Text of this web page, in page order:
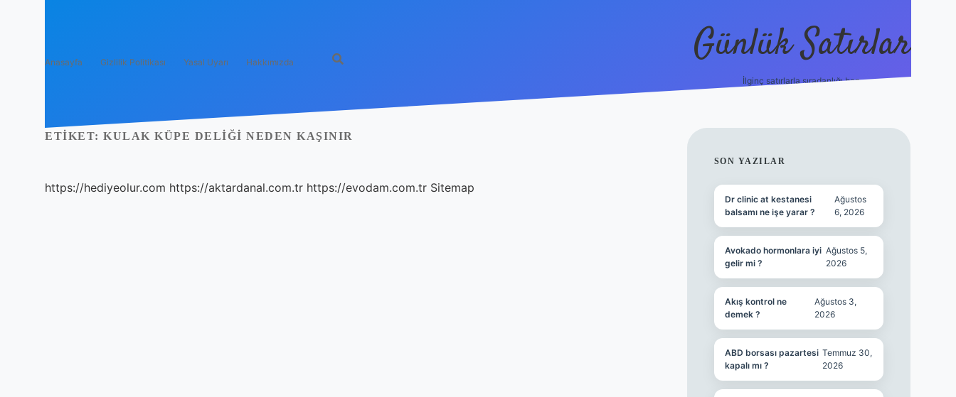
Anasayfa Gizlilik Politikası Yasal Uyarı Hakkımızda Günlük Satırlar
İlginç satırlarla sıradanlığı boz.
ETIKET: KULAK KÜPE DELIĞI NEDEN KAŞINIR
https://hediyeolur.com https://aktardanal.com.tr https://evodam.com.tr Sitemap
SIDEBAR
SON YAZILAR
Dr clinic at kestanesi
balsamı ne işe yarar ?
Ağustos
6, 2026
Avokado hormonlara iyi
gelir mi ?
Ağustos 5,
2026
Akış kontrol ne
demek ?
Ağustos 3,
2026
ABD borsası pazartesi
kapalı mı ?
Temmuz 30,
2026
betci giriş